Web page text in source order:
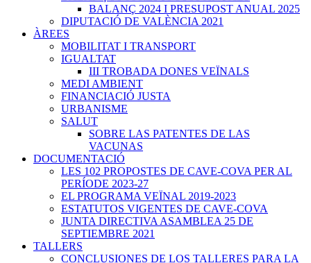
BALANÇ 2024 I PRESUPOST ANUAL 2025
DIPUTACIÓ DE VALÈNCIA 2021
ÀREES
MOBILITAT I TRANSPORT
IGUALTAT
III TROBADA DONES VEÏNALS
MEDI AMBIENT
FINANCIACIÓ JUSTA
URBANISME
SALUT
SOBRE LAS PATENTES DE LAS
VACUNAS
DOCUMENTACIÓ
LES 102 PROPOSTES DE CAVE-COVA PER AL
PERÍODE 2023-27
EL PROGRAMA VEÏNAL 2019-2023
ESTATUTOS VIGENTES DE CAVE-COVA
JUNTA DIRECTIVA ASAMBLEA 25 DE
SEPTIEMBRE 2021
TALLERS
CONCLUSIONES DE LOS TALLERES PARA LA